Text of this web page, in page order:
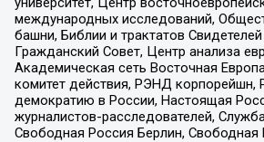
международных исследований,
башни, Библии и трактатов
Гражданский Совет, Центр анализа
Академическая сеть Восточная
комитет действия, РЭНД корпорейшн,
демократию в России, Настоящая
журналистов-расследователей,
Свободная Россия Берлин, Свободная